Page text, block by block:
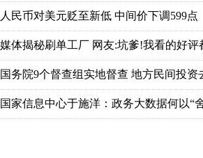
人民币对美元贬至新低 中间价下调599点
媒体揭秘刷单工厂 网友:坑爹!我看的好评
国务院9个督查组实地督查 地方民间投资
国家信息中心于施洋：政务大数据何以“